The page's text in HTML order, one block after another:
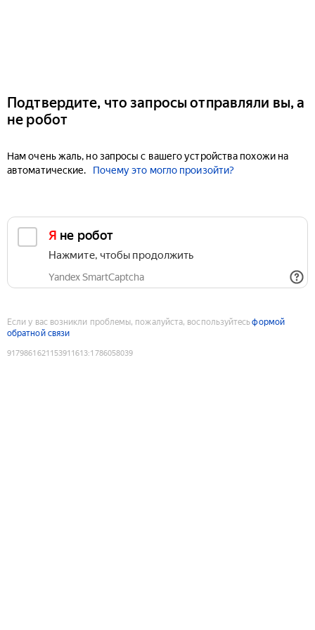
Подтвердите, что запросы отправляли вы, а
не робот
Нам очень жаль, но запросы с вашего устройства похожи на
автоматические.
Почему это могло произойти?
Я не робот
Нажмите, чтобы продолжить
Yandex SmartCaptcha
Если у вас возникли проблемы, пожалуйста, воспользуйтесьформой
обратной связи
9179861621153911613:1786058039